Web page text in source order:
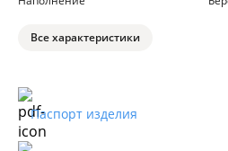
Все характеристики
Паспорт изделия